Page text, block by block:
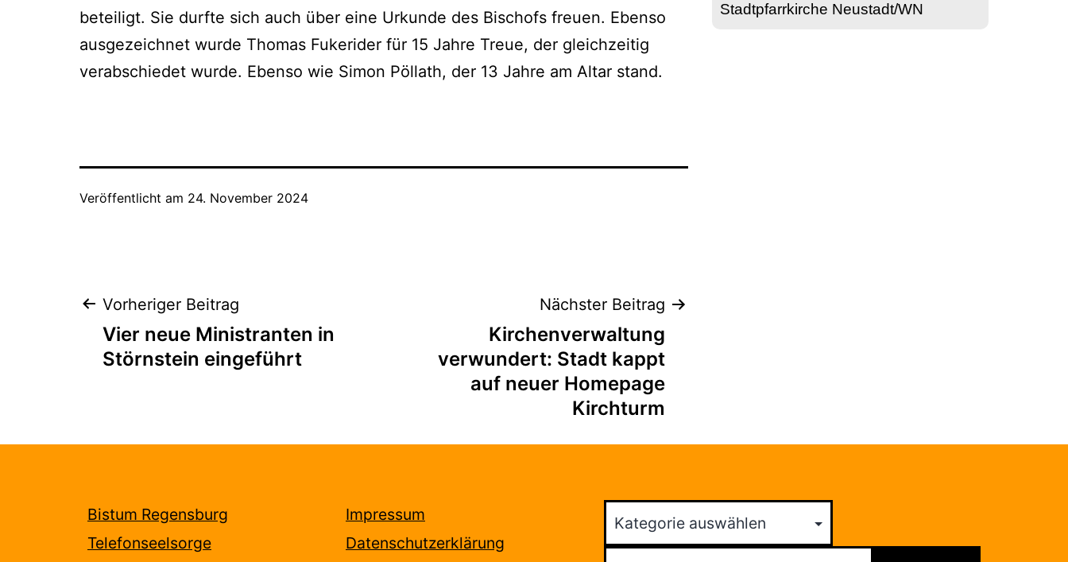
beteiligt. Sie durfte sich auch über eine Urkunde des Bischofs freuen. Ebenso
ausgezeichnet wurde Thomas Fukerider für 15 Jahre Treue, der gleichzeitig
verabschiedet wurde. Ebenso wie Simon Pöllath, der 13 Jahre am Altar stand.
Veröffentlicht am 24. November 2024
Beitragsnavigation
Vorheriger Beitrag
Vier neue Ministranten in
Störnstein eingeführt
Nächster Beitrag
Kirchenverwaltung
verwundert: Stadt kappt
auf neuer Homepage
Kirchturm
Stadtpfarrkirche Neustadt/WN
Bistum Regensburg
Telefonseelsorge
Impressum
Datenschutzerklärung